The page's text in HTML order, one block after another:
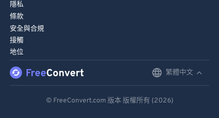
隱私
條款
安全與合規
接觸
地位
繁體中文
© FreeConvert.com 版本 版權所有 (2026)